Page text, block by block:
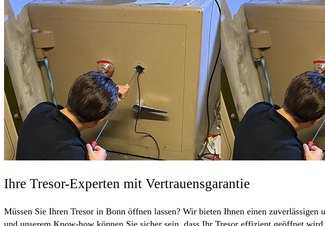
Ihre Tresor-Experten mit Vertrauensgarantie
Müssen Sie Ihren Tresor in Bonn öffnen lassen? Wir bieten Ihnen einen